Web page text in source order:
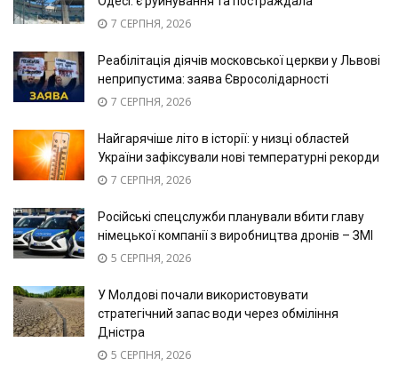
7 СЕРПНЯ, 2026
Реабілітація діячів московської церкви у Львові
неприпустима: заява Євросолідарності
7 СЕРПНЯ, 2026
Найгарячіше літо в історії: у низці областей
України зафіксували нові температурні рекорди
7 СЕРПНЯ, 2026
Російські спецслужби планували вбити главу
німецької компанії з виробництва дронів – ЗМІ
5 СЕРПНЯ, 2026
У Молдові почали використовувати
стратегічний запас води через обміління
Дністра
5 СЕРПНЯ, 2026